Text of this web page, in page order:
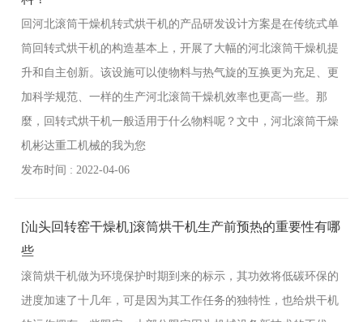
回河北滚筒干燥机转式烘干机的产品研发设计方案是在传统式单
筒回转式烘干机的构造基本上，开展了大幅的河北滚筒干燥机提
升和自主创新。该设施可以使物料与热气旋的互换更为充足、更
加科学规范、一样的生产河北滚筒干燥机效率也更高一些。那
麼，回转式烘干机一般适用于什么物料呢？文中，河北滚筒干燥
机彬达重工机械的我为您
发布时间 : 2022-04-06
[汕头回转窑干燥机]滚筒烘干机生产前预热的重要性有哪
些
滚筒烘干机做为环境保护时期到来的标示，其功效将低碳环保的
进度加速了十几年，可是因为其工作任务的独特性，也给烘干机